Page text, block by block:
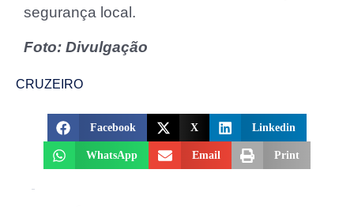
segurança local.
Foto: Divulgação
CRUZEIRO
Facebook X Linkedin
WhatsApp Email Print